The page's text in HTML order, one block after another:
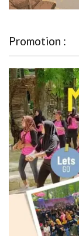
Promotion :